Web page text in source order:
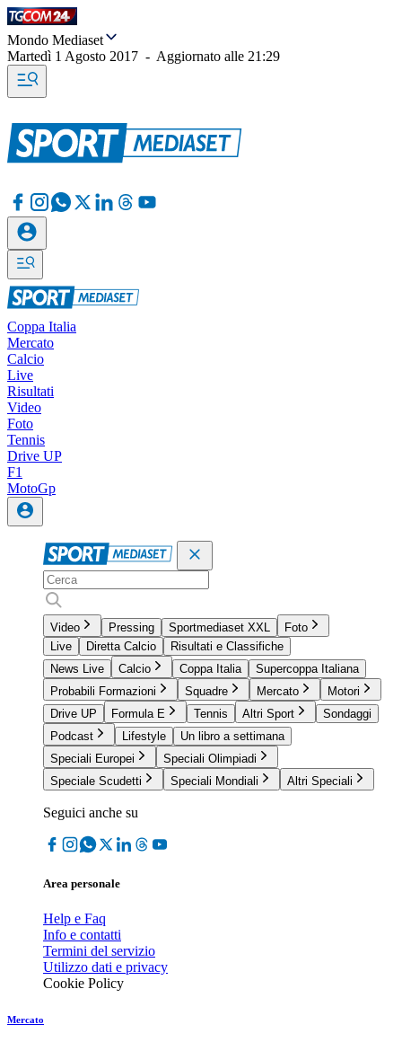
Mondo Mediaset
Martedì 1 Agosto 2017 - Aggiornato alle 21:29
Coppa Italia
Mercato
Calcio
Live
Risultati
Video
Foto
Tennis
Drive UP
F1
MotoGp
Video Pressing Sportmediaset XXL
Foto
Live
Diretta Calcio
Risultati e Classifiche
News Live
Calcio Coppa Italia
Supercoppa Italiana
Probabili Formazioni
Squadre Mercato
Motori
Drive UP
Formula E Tennis Altri Sport
Sondaggi
Podcast
Lifestyle
Un libro a settimana
Speciali Europei
Speciali Olimpiadi
Speciale Scudetti
Speciali Mondiali Altri Speciali
Seguici anche su
Area personale
Help e Faq
Info e contatti
Termini del servizio
Utilizzo dati e privacy
Cookie Policy
Mercato